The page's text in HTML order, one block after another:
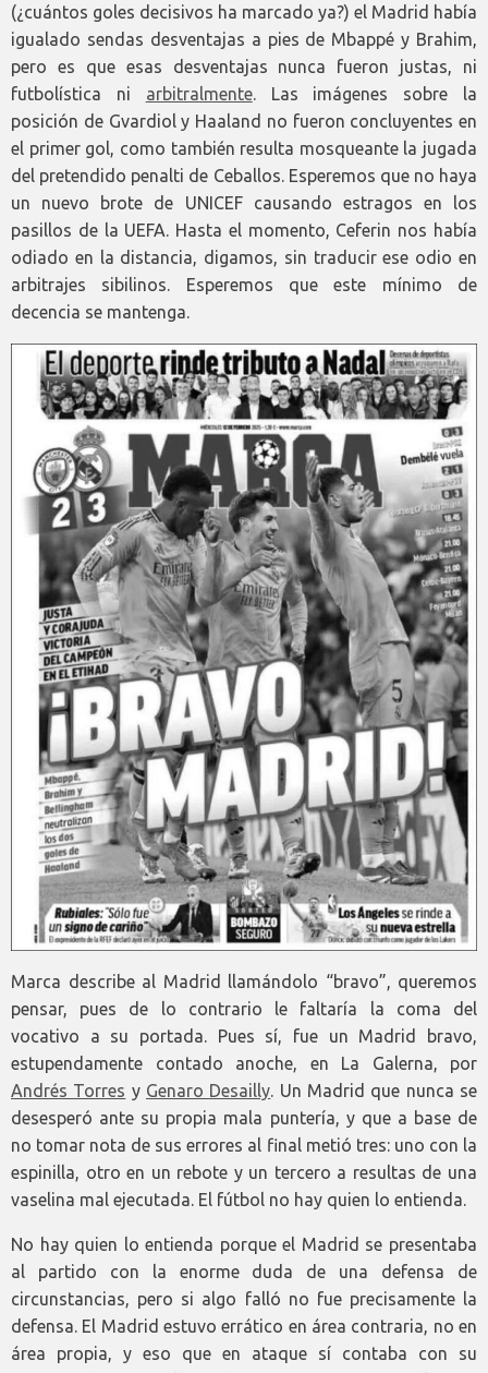
(¿cuántos goles decisivos ha marcado ya?) el Madrid había
igualado sendas desventajas a pies de Mbappé y Brahim,
pero es que esas desventajas nunca fueron justas, ni
futbolística ni arbitralmente. Las imágenes sobre la
posición de Gvardiol y Haaland no fueron concluyentes en
el primer gol, como también resulta mosqueante la jugada
del pretendido penalti de Ceballos. Esperemos que no haya
un nuevo brote de UNICEF causando estragos en los
pasillos de la UEFA. Hasta el momento, Ceferin nos había
odiado en la distancia, digamos, sin traducir ese odio en
arbitrajes sibilinos. Esperemos que este mínimo de
decencia se mantenga.
Marca describe al Madrid llamándolo “bravo”, queremos
pensar, pues de lo contrario le faltaría la coma del
vocativo a su portada. Pues sí, fue un Madrid bravo,
estupendamente contado anoche, en La Galerna, por
Andrés Torres y Genaro Desailly. Un Madrid que nunca se
desesperó ante su propia mala puntería, y que a base de
no tomar nota de sus errores al final metió tres: uno con la
espinilla, otro en un rebote y un tercero a resultas de una
vaselina mal ejecutada. El fútbol no hay quien lo entienda.
No hay quien lo entienda porque el Madrid se presentaba
al partido con la enorme duda de una defensa de
circunstancias, pero si algo falló no fue precisamente la
defensa. El Madrid estuvo errático en área contraria, no en
área propia, y eso que en ataque sí contaba con su